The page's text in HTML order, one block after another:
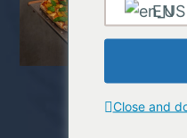
EN
Close and